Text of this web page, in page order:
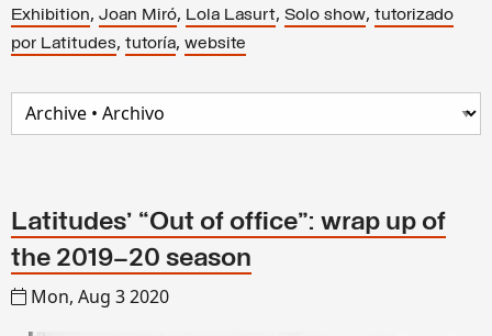
Exhibition, Joan Miró, Lola Lasurt, Solo show, tutorizado
por Latitudes, tutoría, website
Latitudes’ “Out of office”: wrap up of
the 2019–20 season
Mon, Aug 3 2020